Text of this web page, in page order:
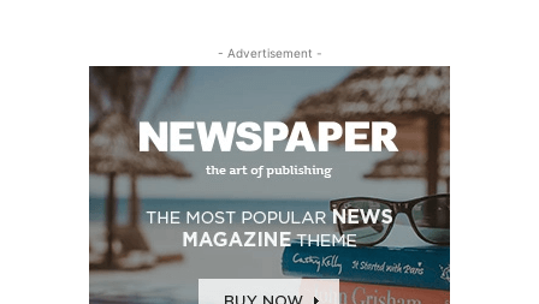
- Advertisement -